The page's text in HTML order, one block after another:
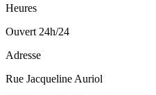
Heures
Ouvert 24h/24
Adresse
Rue Jacqueline Auriol